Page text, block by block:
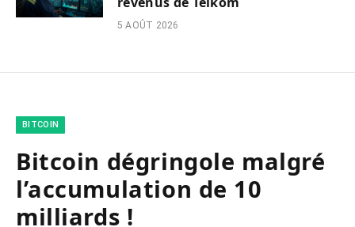
5 AOÛT 2026
BITCOIN
Bitcoin dégringole malgré
l’accumulation de 10
milliards !